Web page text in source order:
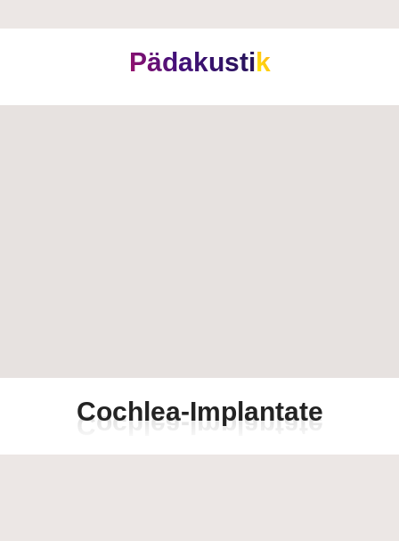
Pädakustik
Cochlea-Implantate